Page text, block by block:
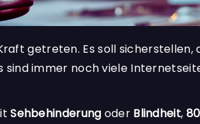
getreten. Es soll sicherstellen,
sind immer noch viele
Sehbehinderung oder Blindheit,